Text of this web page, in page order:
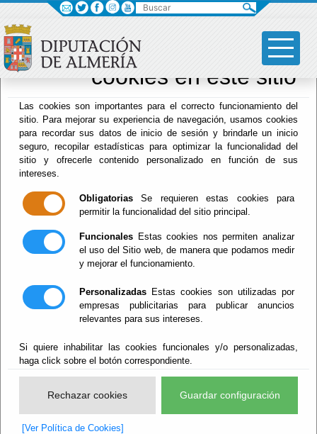
Sus opciones en
relación al uso de
cookies en este sitio
Las cookies son importantes para el correcto funcionamiento del
sitio. Para mejorar su experiencia de navegación, usamos cookies
para recordar sus datos de inicio de sesión y brindarle un inicio
seguro, recopilar estadísticas para optimizar la funcionalidad del
sitio y ofrecerle contenido personalizado en función de sus
intereses.
Obligatorias Se requieren estas cookies para
permitir la funcionalidad del sitio principal.
Funcionales Estas cookies nos permiten analizar
el uso del Sitio web, de manera que podamos medir
y mejorar el funcionamiento.
Personalizadas Estas cookies son utilizadas por
empresas publicitarias para publicar anuncios
relevantes para sus intereses.
Si quiere inhabilitar las cookies funcionales y/o personalizadas,
haga click sobre el botón correspondiente.
Rechazar cookies Guardar configuración
[Ver Política de Cookies]
Archivo Biblioteca
Inicio
Actualidad
23 de Abril
de 2026 -
Día del Libro
Buscar